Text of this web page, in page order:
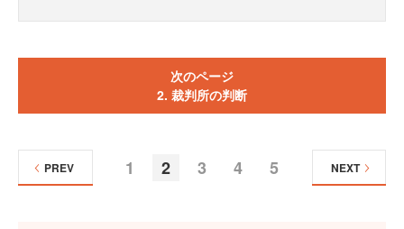
次のページ
2. 裁判所の判断
1 2 3 4 5
PREV NEXT